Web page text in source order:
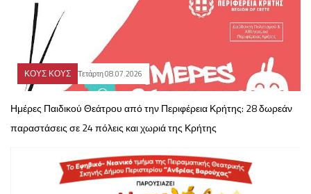
ΚΟΥΣ ΚΟΥΣ Τετάρτη 08.07.2026
Ημέρες Παιδικού Θεάτρου από την Περιφέρεια Κρήτης: 28 δωρεάν
παραστάσεις σε 24 πόλεις και χωριά της Κρήτης